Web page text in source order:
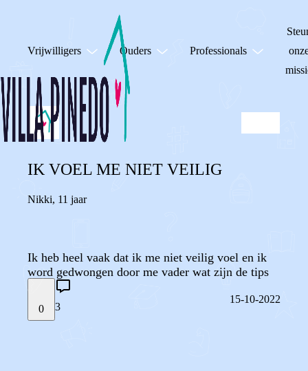
Vrijwilligers Ouders Professionals
IK VOEL ME NIET VEILIG
Nikki, 11 jaar
Ik heb heel vaak dat ik me niet veilig voel en ik
word gedwongen door me vader wat zijn de tips
0 3
15-10-2022